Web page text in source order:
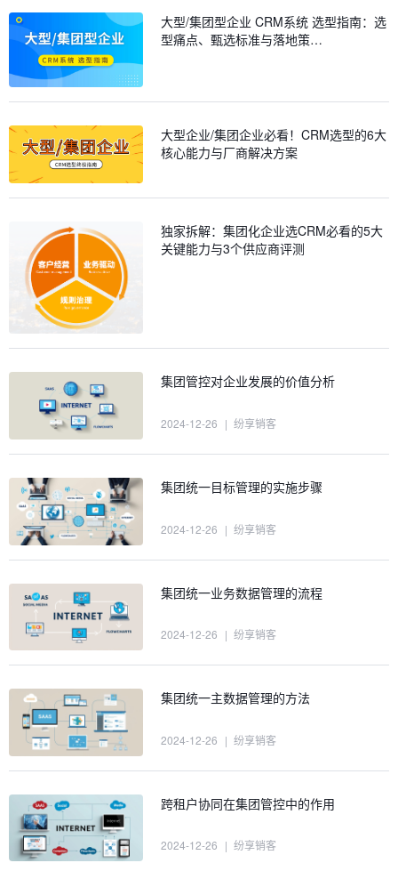
大型/集团型企业 CRM系统 选型指南：选
型痛点、甄选标准与落地策…
大型企业/集团企业必看！CRM选型的6大
核心能力与厂商解决方案
独家拆解：集团化企业选CRM必看的5大
关键能力与3个供应商评测
集团管控对企业发展的价值分析
2024-12-26 | 纷享销客
集团统一目标管理的实施步骤
2024-12-26 | 纷享销客
集团统一业务数据管理的流程
2024-12-26 | 纷享销客
集团统一主数据管理的方法
2024-12-26 | 纷享销客
跨租户协同在集团管控中的作用
2024-12-26 | 纷享销客